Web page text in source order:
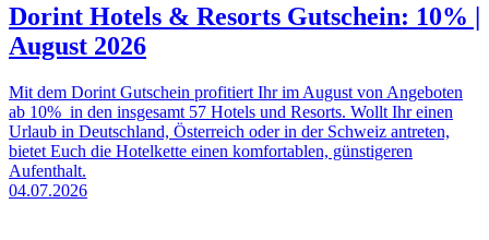
Dorint Hotels & Resorts Gutschein: 10% |
August 2026
Mit dem Dorint Gutschein profitiert Ihr im August von Angeboten
ab 10% in den insgesamt 57 Hotels und Resorts. Wollt Ihr einen
Urlaub in Deutschland, Österreich oder in der Schweiz antreten,
bietet Euch die Hotelkette einen komfortablen, günstigeren
Aufenthalt.
04.07.2026